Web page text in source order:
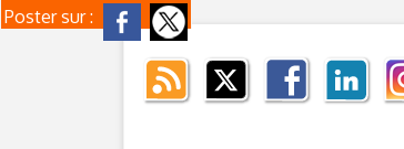
Poster sur :